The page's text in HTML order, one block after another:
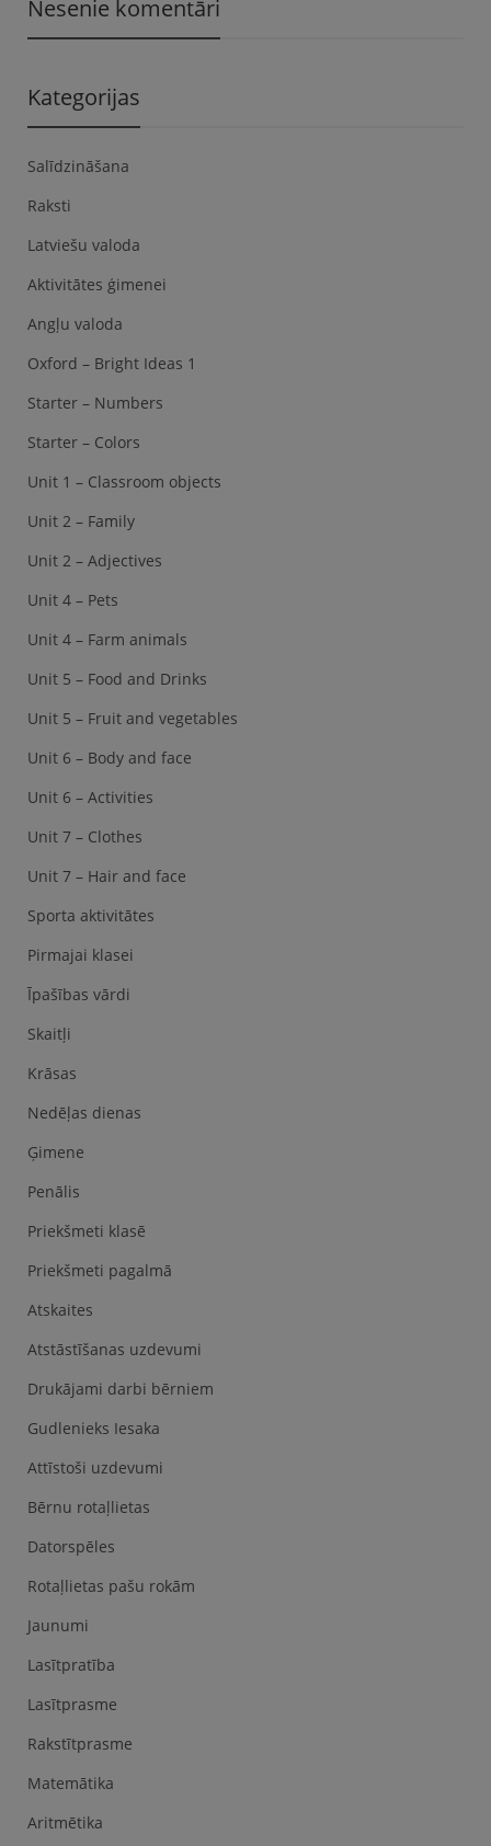
Nesenie komentāri
Kategorijas
Salīdzināšana
Raksti
Latviešu valoda
Aktivitātes ģimenei
Angļu valoda
Oxford – Bright Ideas 1
Starter – Numbers
Starter – Colors
Unit 1 – Classroom objects
Unit 2 – Family
Unit 2 – Adjectives
Unit 4 – Pets
Unit 4 – Farm animals
Unit 5 – Food and Drinks
Unit 5 – Fruit and vegetables
Unit 6 – Body and face
Unit 6 – Activities
Unit 7 – Clothes
Unit 7 – Hair and face
Sporta aktivitātes
Pirmajai klasei
Īpašības vārdi
Skaitļi
Krāsas
Nedēļas dienas
Ģimene
Penālis
Priekšmeti klasē
Priekšmeti pagalmā
Atskaites
Atstāstīšanas uzdevumi
Drukājami darbi bērniem
Gudlenieks Iesaka
Attīstoši uzdevumi
Bērnu rotaļlietas
Datorspēles
Rotaļlietas pašu rokām
Jaunumi
Lasītpratība
Lasītprasme
Rakstītprasme
Matemātika
Aritmētika